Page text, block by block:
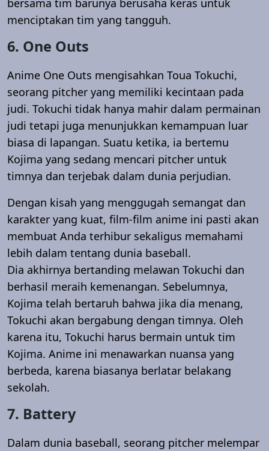
bersama tim barunya berusaha keras untuk
menciptakan tim yang tangguh.
6. One Outs
Anime One Outs mengisahkan Toua Tokuchi,
seorang pitcher yang memiliki kecintaan pada
judi. Tokuchi tidak hanya mahir dalam permainan
judi tetapi juga menunjukkan kemampuan luar
biasa di lapangan. Suatu ketika, ia bertemu
Kojima yang sedang mencari pitcher untuk
timnya dan terjebak dalam dunia perjudian.
Dengan kisah yang menggugah semangat dan
karakter yang kuat, film-film anime ini pasti akan
membuat Anda terhibur sekaligus memahami
lebih dalam tentang dunia baseball.
Dia akhirnya bertanding melawan Tokuchi dan
berhasil meraih kemenangan. Sebelumnya,
Kojima telah bertaruh bahwa jika dia menang,
Tokuchi akan bergabung dengan timnya. Oleh
karena itu, Tokuchi harus bermain untuk tim
Kojima. Anime ini menawarkan nuansa yang
berbeda, karena biasanya berlatar belakang
sekolah.
7. Battery
Dalam dunia baseball, seorang pitcher melempar